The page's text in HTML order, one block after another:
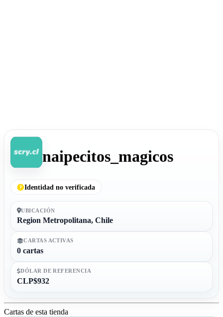
naipecitos_magicos
Identidad no verificada
UBICACIÓN
Region Metropolitana, Chile
CARTAS ACTIVAS
0 cartas
DÓLAR DE REFERENCIA
CLP$932
Cartas de esta tienda